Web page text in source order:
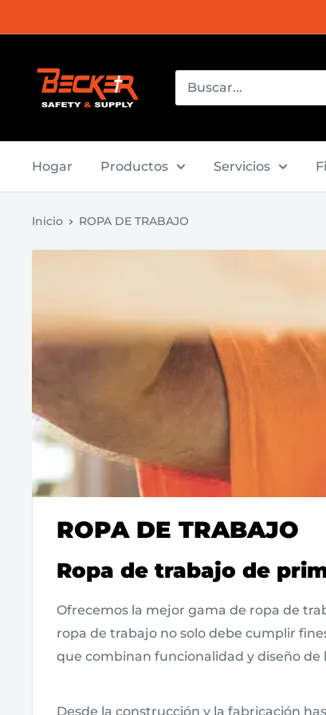
directamente
contenido
Safety
and
Hogar Productos Servicios
Inicio ROPA DE TRABAJO
ROPA DE TRABAJO
Ropa de trabajo de
Ofrecemos la mejor gama de ropa de
ropa de trabajo no solo debe cumplir
que combinan funcionalidad y diseño de
Desde la construcción y la fabricación